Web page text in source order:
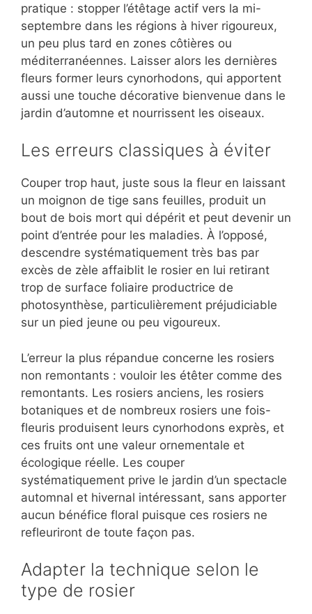
pratique : stopper l’étêtage actif vers la mi-
septembre dans les régions à hiver rigoureux,
un peu plus tard en zones côtières ou
méditerranéennes. Laisser alors les dernières
fleurs former leurs cynorhodons, qui apportent
aussi une touche décorative bienvenue dans le
jardin d’automne et nourrissent les oiseaux.
Les erreurs classiques à éviter
Couper trop haut, juste sous la fleur en laissant
un moignon de tige sans feuilles, produit un
bout de bois mort qui dépérit et peut devenir un
point d’entrée pour les maladies. À l’opposé,
descendre systématiquement très bas par
excès de zèle affaiblit le rosier en lui retirant
trop de surface foliaire productrice de
photosynthèse, particulièrement préjudiciable
sur un pied jeune ou peu vigoureux.
L’erreur la plus répandue concerne les rosiers
non remontants : vouloir les étêter comme des
remontants. Les rosiers anciens, les rosiers
botaniques et de nombreux rosiers une fois-
fleuris produisent leurs cynorhodons exprès, et
ces fruits ont une valeur ornementale et
écologique réelle. Les couper
systématiquement prive le jardin d’un spectacle
automnal et hivernal intéressant, sans apporter
aucun bénéfice floral puisque ces rosiers ne
refleuriront de toute façon pas.
Adapter la technique selon le
type de rosier